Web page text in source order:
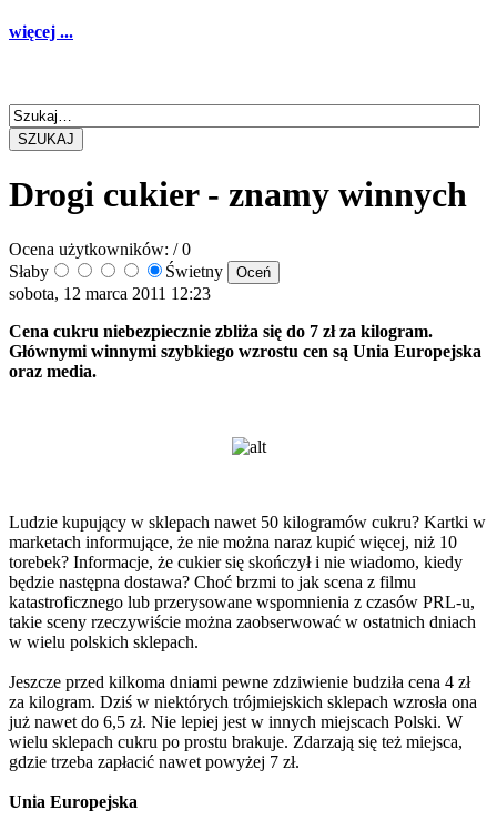
więcej ...
SZUKAJ
Drogi cukier - znamy winnych
Ocena użytkowników: / 0
Słaby
Świetny
sobota, 12 marca 2011 12:23
Cena cukru niebezpiecznie zbliża się do 7 zł za kilogram.
Głównymi winnymi szybkiego wzrostu cen są Unia Europejska
oraz media.
Ludzie kupujący w sklepach nawet 50 kilogramów cukru? Kartki w
marketach informujące, że nie można naraz kupić więcej, niż 10
torebek? Informacje, że cukier się skończył i nie wiadomo, kiedy
będzie następna dostawa? Choć brzmi to jak scena z filmu
katastroficznego lub przerysowane wspomnienia z czasów PRL-u,
takie sceny rzeczywiście można zaobserwować w ostatnich dniach
w wielu polskich sklepach.
Jeszcze przed kilkoma dniami pewne zdziwienie budziła cena 4 zł
za kilogram. Dziś w niektórych trójmiejskich sklepach wzrosła ona
już nawet do 6,5 zł. Nie lepiej jest w innych miejscach Polski. W
wielu sklepach cukru po prostu brakuje. Zdarzają się też miejsca,
gdzie trzeba zapłacić nawet powyżej 7 zł.
Unia Europejska